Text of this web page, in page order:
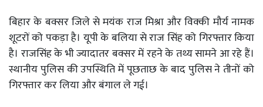
बिहार के बक्सर जिले से मयंक राज मिश्रा और विक्की मौर्य नामक
शूटरों को पकड़ा है। यूपी के बलिया से राज सिंह को गिरफ्तार किया
है। राजसिंह के भी ज्यादातर बक्सर में रहने के तथ्य सामने आ रहे हैं।
स्थानीय पुलिस की उपस्थिति में पूछताछ के बाद पुलिस ने तीनों को
गिरफ्तार कर लिया और बंगाल ले गई।